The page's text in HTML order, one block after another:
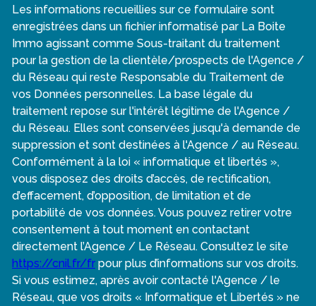
Les informations recueillies sur ce formulaire sont
enregistrées dans un fichier informatisé par La Boite
Immo agissant comme Sous-traitant du traitement
pour la gestion de la clientèle/prospects de l'Agence /
du Réseau qui reste Responsable du Traitement de
vos Données personnelles. La base légale du
traitement repose sur l'intérêt légitime de l'Agence /
du Réseau. Elles sont conservées jusqu'à demande de
suppression et sont destinées à l'Agence / au Réseau.
Conformément à la loi « informatique et libertés »,
vous disposez des droits d’accès, de rectification,
d’effacement, d’opposition, de limitation et de
portabilité de vos données. Vous pouvez retirer votre
consentement à tout moment en contactant
directement l’Agence / Le Réseau. Consultez le site
https://cnil.fr/fr pour plus d’informations sur vos droits.
Si vous estimez, après avoir contacté l'Agence / le
Réseau, que vos droits « Informatique et Libertés » ne